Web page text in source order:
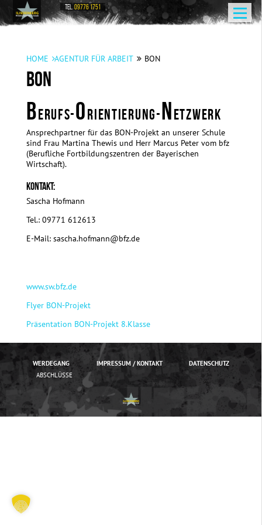
TEL.09776 1751
HOME AGENTUR FÜR ARBEIT BON
BON
B ERUFS-O RIENTIERUNG-N ETZWERK
Ansprechpartner für das BON-Projekt an unserer Schule
sind Frau Martina Thewis und Herr Marcus Peter vom bfz
(Berufliche Fortbildungszentren der Bayerischen
Wirtschaft).
KONTAKT:
Sascha Hofmann
Tel.: 09771 612613
E-Mail: sascha.hofmann@bfz.de
www.sw.bfz.de
Flyer BON-Projekt
Präsentation BON-Projekt 8.Klasse
WERDEGANG
ABSCHLÜSSE
IMPRESSUM / KONTAKT DATENSCHUTZ